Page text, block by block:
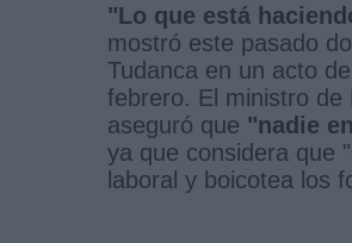
"Lo que está
mostró este pasado
Tudanca en un acto
febrero. El ministro de
aseguró que "nadie
ya que considera que
laboral y boicotea los